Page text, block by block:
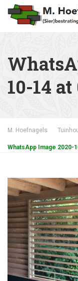
10-14 at
M. Hoefnagels
WhatsApp Image 2020-